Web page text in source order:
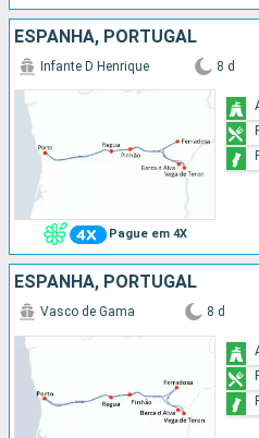
ESPANHA, PORTUGAL
Pague em 4X
Infante D Henrique 8 d
ESPANHA, PORTUGAL
Vasco de Gama 8 d